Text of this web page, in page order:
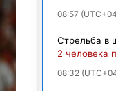
08:57
Стрельба в
2 человека
08:32